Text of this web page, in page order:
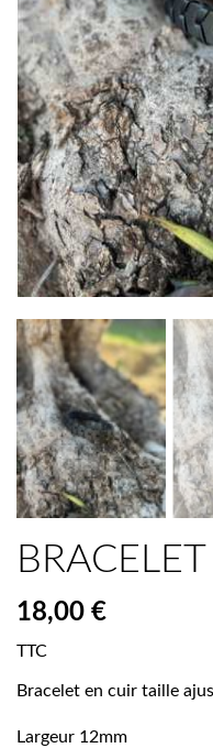
18,00 €
TTC
Bracelet en cuir taille
Largeur 12mm